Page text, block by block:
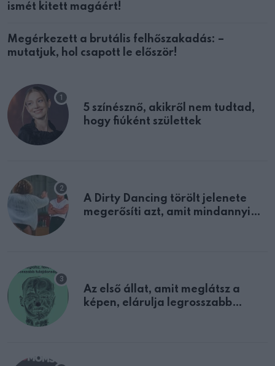
ismét kitett magáért!
Megérkezett a brutális felhőszakadás: –
mutatjuk, hol csapott le először!
5 színésznő, akikről nem tudtad,
hogy fiúként születtek
A Dirty Dancing törölt jelenete
megerősíti azt, amit mindannyian
Az első állat, amit meglátsz a
képen, elárulja legrosszabb